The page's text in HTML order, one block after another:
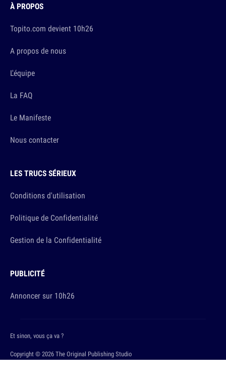
À PROPOS
Topito.com devient 10h26
A propos de nous
L'équipe
La FAQ
Le Manifeste
Nous contacter
LES TRUCS SÉRIEUX
Conditions d'utilisation
Politique de Confidentialité
Gestion de la Confidentialité
PUBLICITÉ
Annoncer sur 10h26
Copyright © 2026 The Original Publishing Studio
Et sinon, vous ça va ?